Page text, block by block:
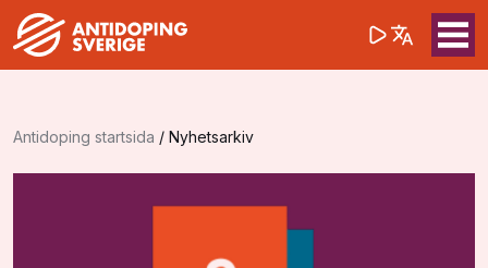
Sök på(opens in a
Antidoping startsida / Nyhetsarkiv